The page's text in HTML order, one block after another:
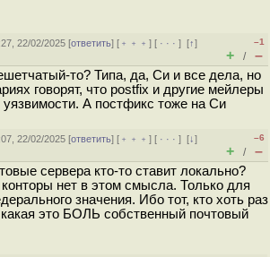
22/02/2025 [ответить] [ ﹢﹢﹢] [ · · ·][↑]
–1
+ / –
то? Типа, да, Си и все дела, но
говорят, что postfix и другие мейлеры
уязвимости. А постфикс тоже на Си
22/02/2025 [ответить] [ ﹢﹢﹢] [ · · ·][↓]
–6
+ / –
сервера кто-то ставит локально?
нет в этом смысла. Только для
значения. Ибо тот, кто хоть раз
какая это БОЛЬ собственный почтовый